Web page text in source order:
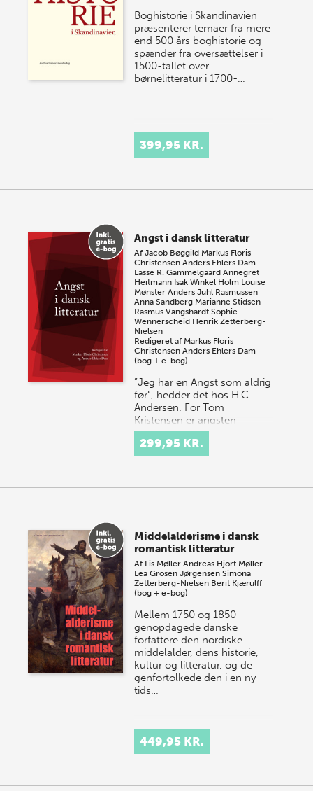
Boghistorie i Skandinavien
præsenterer temaer fra mere
end 500 års boghistorie og
spænder fra oversættelser i
1500-tallet over
børnelitteratur i 1700-…
399,95 KR.
Angst i dansk litteratur
AfJacob Bøggild Markus Floris
Christensen Anders Ehlers Dam
Lasse R. Gammelgaard Annegret
Heitmann Isak Winkel Holm Louise
Mønster Anders Juhl Rasmussen
Anna Sandberg Marianne Stidsen
Rasmus Vangshardt Sophie
Wennerscheid Henrik Zetterberg-
Nielsen
Redigeret af Markus Floris
Christensen Anders Ehlers Dam
(bog + e-bog)
”Jeg har en Angst som aldrig
før”, hedder det hos H.C.
Andersen. For Tom
Kristensen er angsten
”asiatisk i Vælde”, mens Tove
Ditlevsen oplever ”Verden…
299,95 KR.
Middelalderisme i dansk
romantisk litteratur
Af Lis Møller Andreas Hjort Møller
Lea Grosen Jørgensen Simona
Zetterberg-Nielsen Berit Kjærulff
(bog + e-bog)
Mellem 1750 og 1850
genopdagede danske
forfattere den nordiske
middelalder, dens historie,
kultur og litteratur, og de
genfortolkede den i en ny
tids…
449,95 KR.